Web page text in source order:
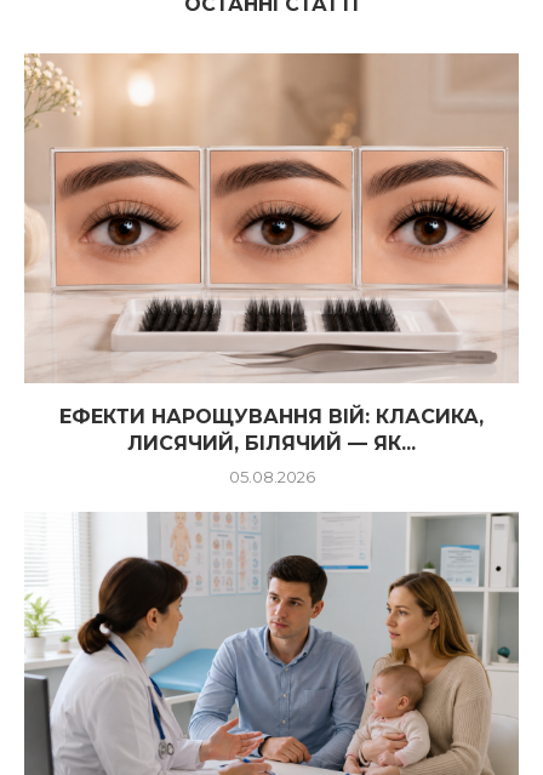
ЕФЕКТИ НАРОЩУВАННЯ ВІЙ: КЛАСИКА,
ЛИСЯЧИЙ, БІЛЯЧИЙ — ЯК...
05.08.2026